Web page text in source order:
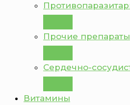
Прочие препараты
Сердечно-
Витамины